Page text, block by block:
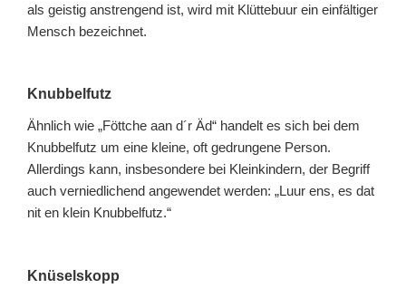
als geistig anstrengend ist, wird mit Klüttebuur ein einfältiger
Mensch bezeichnet.
Knubbelfutz
Ähnlich wie „Föttche aan d´r Äd“ handelt es sich bei dem
Knubbelfutz um eine kleine, oft gedrungene Person.
Allerdings kann, insbesondere bei Kleinkindern, der Begriff
auch verniedlichend angewendet werden: „Luur ens, es dat
nit en klein Knubbelfutz.“
Knüselskopp